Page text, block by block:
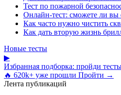
Тест по пожарной
Онлайн-тест: сможете ли вы
Как часто нужно чистить
Как дать вторую жизнь
Новые тесты
▶
Избранная подборка: пройди
🔥 620k+ уже прошли Пройти →
Лента публикаций